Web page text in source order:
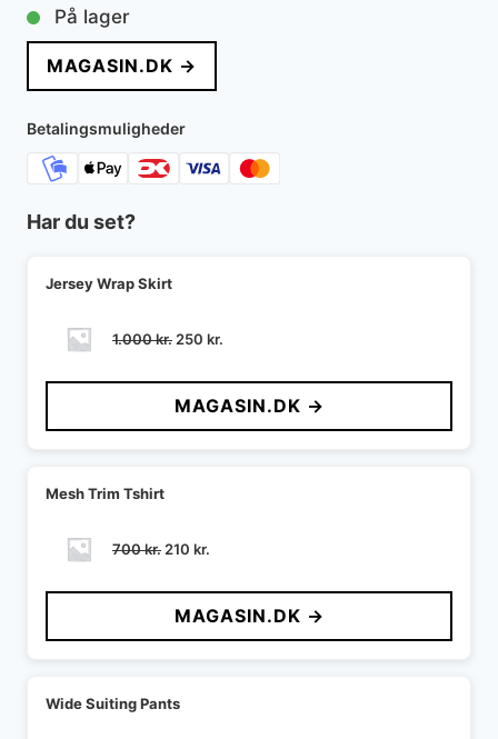
oprindelige
pris
var:
1.700 kr..
pris
er:
På lager
MAGASIN.DK →
Betalingsmuligheder
Har du set?
Jersey Wrap Skirt
1.000kr. Den
pris
var:
1.000 kr..
250 kr.
pris
er:
250 kr..
MAGASIN.DK →
Mesh Trim Tshirt
700kr. Den
pris
var:
700 kr..
210 kr.
pris
er:
210 kr..
MAGASIN.DK →
Wide Suiting Pants